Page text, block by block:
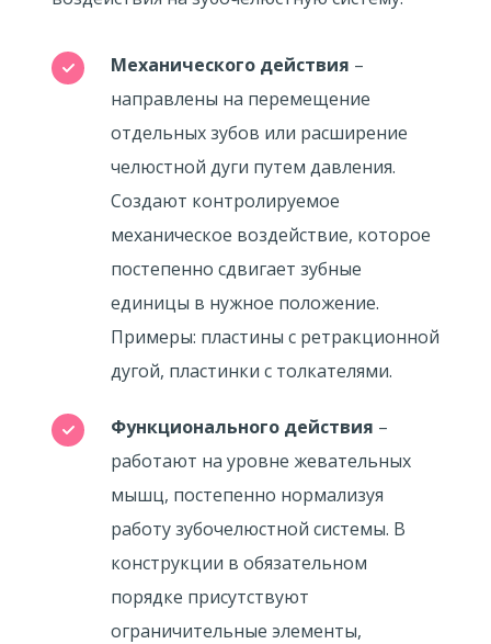
Механического действия –
направлены на перемещение
отдельных зубов или расширение
челюстной дуги путем давления.
Создают контролируемое
механическое воздействие, которое
постепенно сдвигает зубные
единицы в нужное положение.
Примеры: пластины с ретракционной
дугой, пластинки с толкателями.
Функционального действия –
работают на уровне жевательных
мышц, постепенно нормализуя
работу зубочелюстной системы. В
конструкции в обязательном
порядке присутствуют
ограничительные элементы,